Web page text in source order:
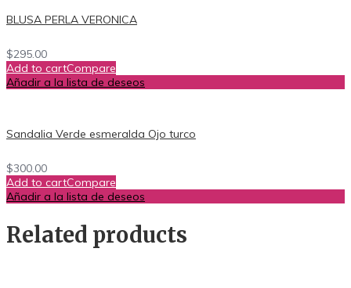
BLUSA PERLA VERONICA
$295.00
Add to cartCompare
Añadir a la lista de deseos
Sandalia Verde esmeralda Ojo turco
$300.00
Add to cartCompare
Añadir a la lista de deseos
Related products